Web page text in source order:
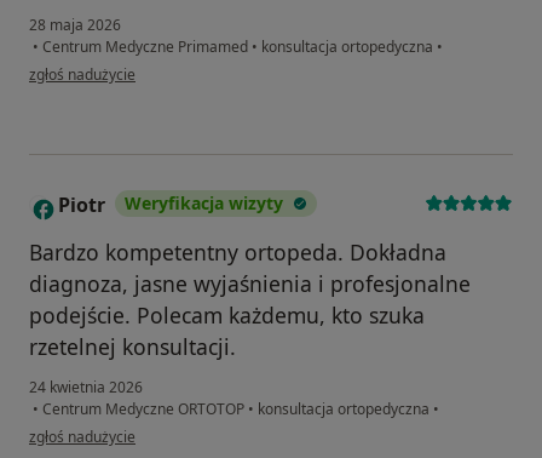
28 maja 2026
• Centrum Medyczne Primamed • konsultacja ortopedyczna •
w opinii użytkownika DANUSIA
zgłoś nadużycie
P Piotr Weryfikacja wizyty
Bardzo kompetentny ortopeda. Dokładna
diagnoza, jasne wyjaśnienia i profesjonalne
podejście. Polecam każdemu, kto szuka
rzetelnej konsultacji.
24 kwietnia 2026
• Centrum Medyczne ORTOTOP • konsultacja ortopedyczna •
w opinii użytkownika Piotr
zgłoś nadużycie